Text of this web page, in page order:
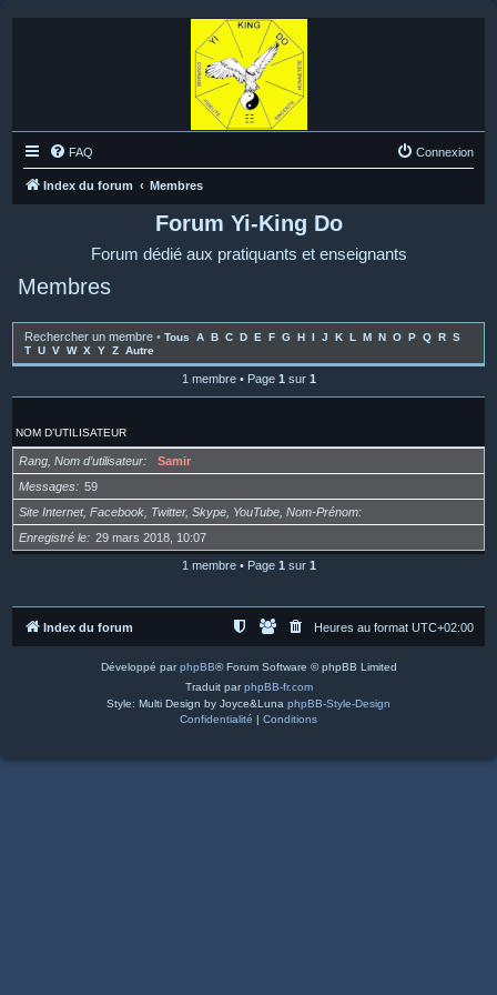
FAQ Connexion
Index du forum Membres
Forum Yi-King Do
Forum dédié aux pratiquants et enseignants
Membres
Rechercher un membre • Tous A B C D E F G H I J K L M N O P Q R S
T U V W X Y Z Autre
1 membre • Page 1 sur 1
NOM D’UTILISATEUR
Rang, Nom d’utilisateur
Samir
Messages
59
Site Internet, Facebook, Twitter, Skype, YouTube, Nom-Prénom
Enregistré le
29 mars 2018, 10:07
1 membre • Page 1 sur 1
Index du forum Heures au format UTC+02:00
Développé parphpBB® Forum Software © phpBB Limited
Traduit parphpBB-fr.com
Style: Multi Design by Joyce&Luna phpBB-Style-Design
Confidentialité | Conditions